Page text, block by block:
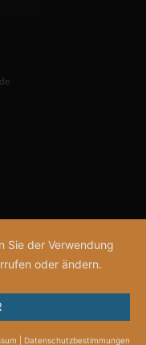
Sie der Verwendung
oder ändern.
Datenschutzbestimmungen